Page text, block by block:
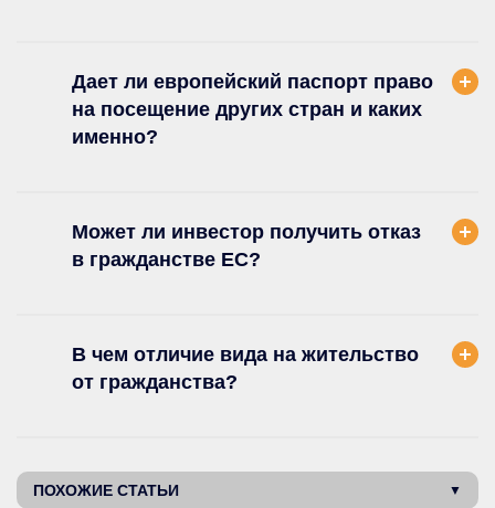
Дает ли европейский паспорт право
на посещение других стран и каких
именно?
Может ли инвестор получить отказ
в гражданстве ЕС?
В чем отличие вида на жительство
от гражданства?
ПОХОЖИЕ СТАТЬИ